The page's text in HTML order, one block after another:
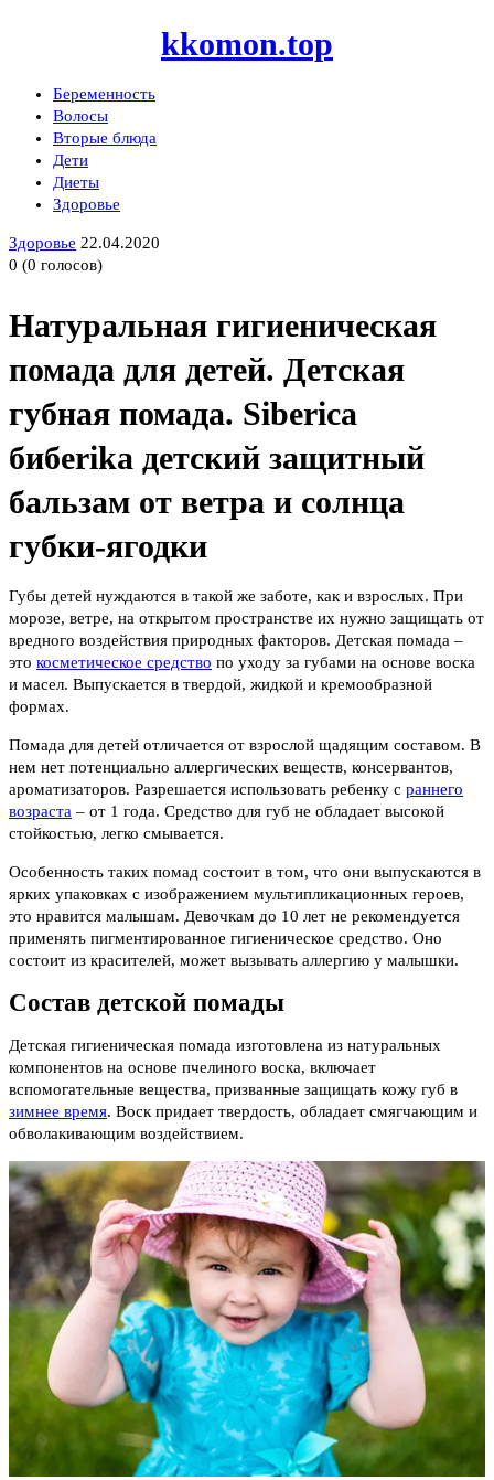
kkomon.top
Беременность
Волосы
Вторые блюда
Дети
Диеты
Здоровье
Здоровье 22.04.2020
0 (0 голосов)
Натуральная гигиеническая
помада для детей. Детская
губная помада. Siberica
бибеrika детский защитный
бальзам от ветра и солнца
губки-ягодки
Губы детей нуждаются в такой же заботе, как и взрослых. При
морозе, ветре, на открытом пространстве их нужно защищать от
вредного воздействия природных факторов. Детская помада –
это косметическое средство по уходу за губами на основе воска
и масел. Выпускается в твердой, жидкой и кремообразной
формах.
Помада для детей отличается от взрослой щадящим составом. В
нем нет потенциально аллергических веществ, консервантов,
ароматизаторов. Разрешается использовать ребенку с раннего
возраста – от 1 года. Средство для губ не обладает высокой
стойкостью, легко смывается.
Особенность таких помад состоит в том, что они выпускаются в
ярких упаковках с изображением мультипликационных героев,
это нравится малышам. Девочкам до 10 лет не рекомендуется
применять пигментированное гигиеническое средство. Оно
состоит из красителей, может вызывать аллергию у малышки.
Состав детской помады
Детская гигиеническая помада изготовлена из натуральных
компонентов на основе пчелиного воска, включает
вспомогательные вещества, призванные защищать кожу губ в
зимнее время. Воск придает твердость, обладает смягчающим и
обволакивающим воздействием.